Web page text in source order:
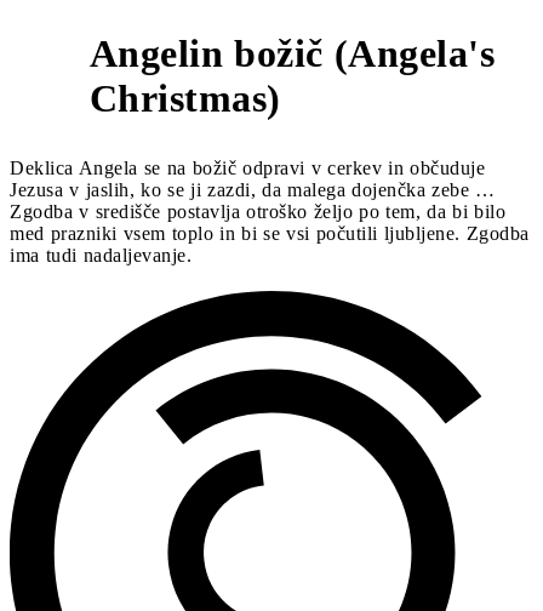
Angelin božič (Angela's
Christmas)
Deklica Angela se na božič odpravi v cerkev in občuduje
Jezusa v jaslih, ko se ji zazdi, da malega dojenčka zebe …
Zgodba v središče postavlja otroško željo po tem, da bi bilo
med prazniki vsem toplo in bi se vsi počutili ljubljene. Zgodba
ima tudi nadaljevanje.